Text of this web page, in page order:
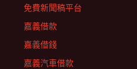
免費新聞稿平台
嘉義借款
嘉義借錢
嘉義汽車借款